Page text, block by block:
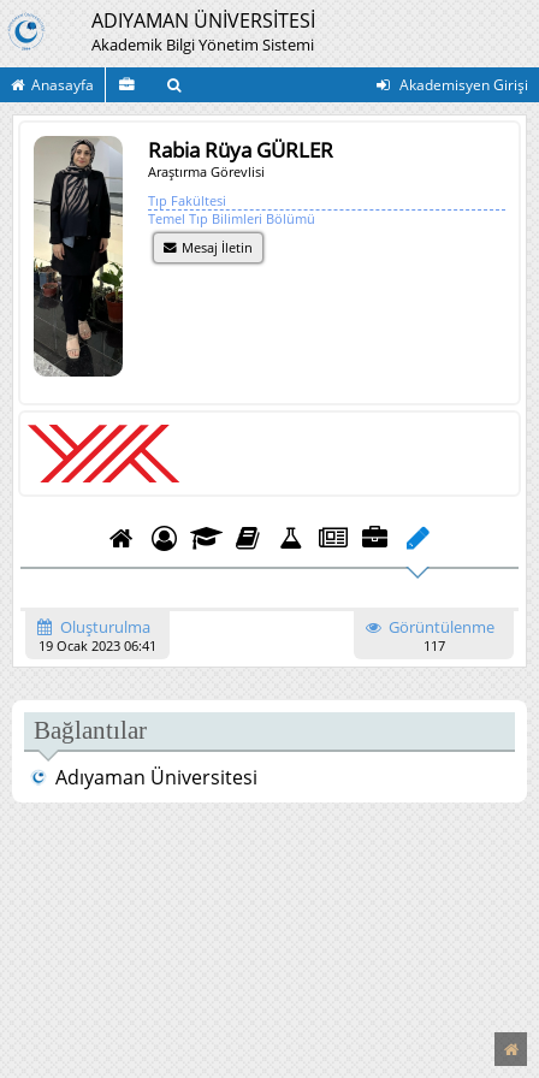
ADIYAMAN ÜNİVERSİTESİ
Akademik Bilgi Yönetim Sistemi
Anasayfa Akademisyen Girişi
Rabia Rüya GÜRLER
Araştırma Görevlisi
Tıp Fakültesi
Temel Tıp Bilimleri Bölümü
Mesaj İletin
Oluşturulma
19 Ocak 2023 06:41
Görüntülenme
117
Bağlantılar
Adıyaman Üniversitesi